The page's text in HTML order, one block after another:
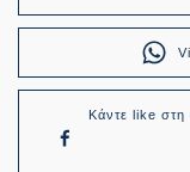
Κάντε like στη